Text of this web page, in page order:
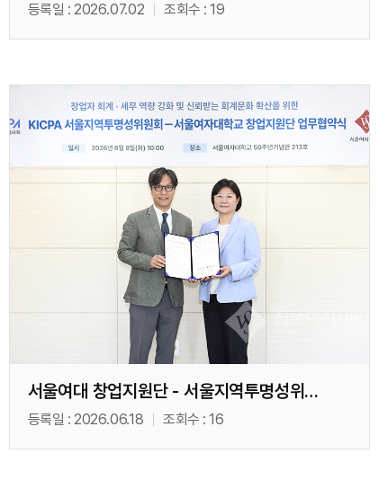
등록일 2026.07.02 조회수 19
서울여대 창업지원단 - 서울지역투명성위원회 MOU(06. 09)
등록일 2026.06.18 조회수 16